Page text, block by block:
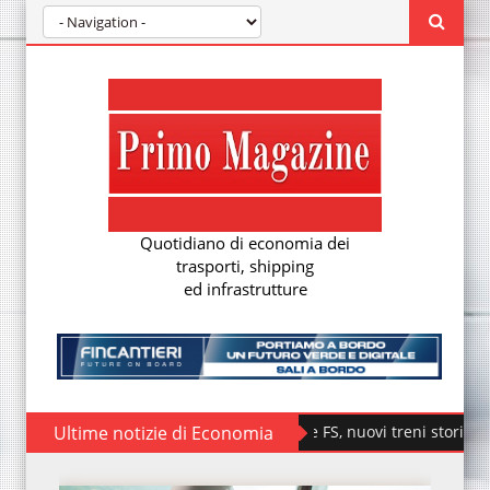
Quotidiano di economia dei
trasporti, shipping
ed infrastrutture
Ultime notizie di EconomiaFondazione FS, nuovi treni storici speciali